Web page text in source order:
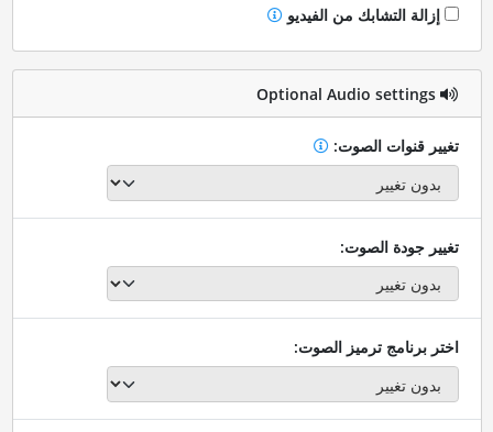
إزالة التشابك من الفيديو
Optional Audio settings
تغيير قنوات الصوت:
تغيير جودة الصوت:
اختر برنامج ترميز الصوت: